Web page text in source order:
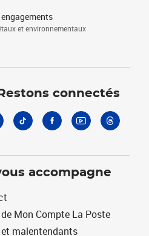
et environnementaux
Restons connectés
accompagne
Mon Compte La Poste
malentendants